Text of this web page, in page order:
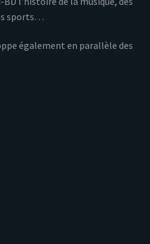
sports…
également en parallèle des